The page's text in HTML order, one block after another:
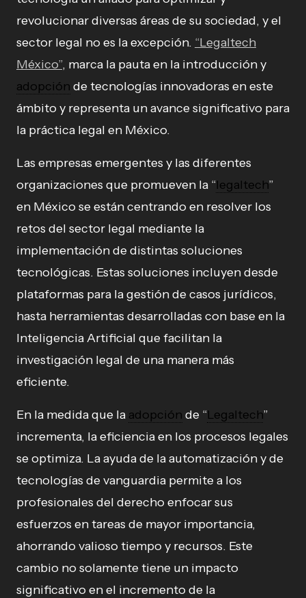
revolucionar diversas áreas de su sociedad, y el
sector legal no es la excepción. “Legaltech
México”, marca la pauta en la introducción y
adopción de tecnologías innovadoras en este
ámbito y representa un avance significativo para
la práctica legal en México.
Las empresas emergentes y las diferentes
organizaciones que promueven la “legaltech”
en México se están centrando en resolver los
retos del sector legal mediante la
implementación de distintas soluciones
tecnológicas. Estas soluciones incluyen desde
plataformas para la gestión de casos jurídicos,
hasta herramientas desarrolladas con base en la
Inteligencia Artificial que facilitan la
investigación legal de una manera más
eficiente.
En la medida que la adopción de “Legaltech”
incrementa, la eficiencia en los procesos legales
se optimiza. La ayuda de la automatización y de
tecnologías de vanguardia permite a los
profesionales del derecho enfocar sus
esfuerzos en tareas de mayor importancia,
ahorrando valioso tiempo y recursos. Este
cambio no solamente tiene un impacto
significativo en el incremento de la